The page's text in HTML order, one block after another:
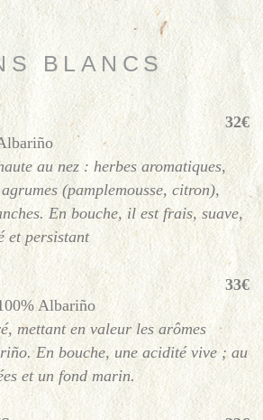
BLANCS
32€
au nez : herbes aromatiques,
(pamplemousse, citron),
En bouche, il est frais, suave,
et persistant
33€
Albariño
mettant en valeur les arômes
En bouche, une acidité vive ; au
et un fond marin.